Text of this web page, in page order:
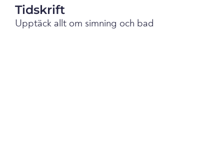
Tidskrift
Upptäck allt om simning och bad